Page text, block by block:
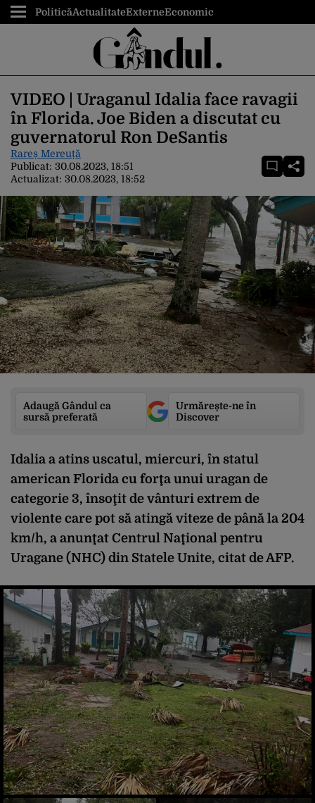
PoliticăActualitateExterneEconomic
VIDEO | Uraganul Idalia face ravagii
în Florida. Joe Biden a discutat cu
guvernatorul Ron DeSantis
Rareș Mereuță
Publicat: 30.08.2023, 18:51
Actualizat: 30.08.2023, 18:52
Adaugă Gândul ca
sursă preferată
Urmărește-ne în
Discover
Idalia a atins uscatul, miercuri, în statul
american Florida cu forţa unui uragan de
categorie 3, însoţit de vânturi extrem de
violente care pot să atingă viteze de până la 204
km/h, a anunţat Centrul Naţional pentru
Uragane (NHC) din Statele Unite, citat de AFP.